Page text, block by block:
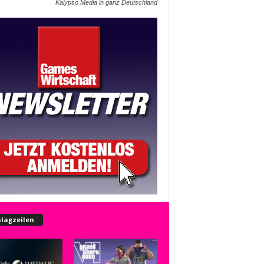
Kalypso Media in ganz Deutschland